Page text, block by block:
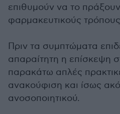
επιθυμούν να το
φαρμακευτικούς
Πριν τα συμπτώματα
απαραίτητη η επίσκεψη
παρακάτω απλές
ανακούφιση και ίσως
ανοσοποιητικού.